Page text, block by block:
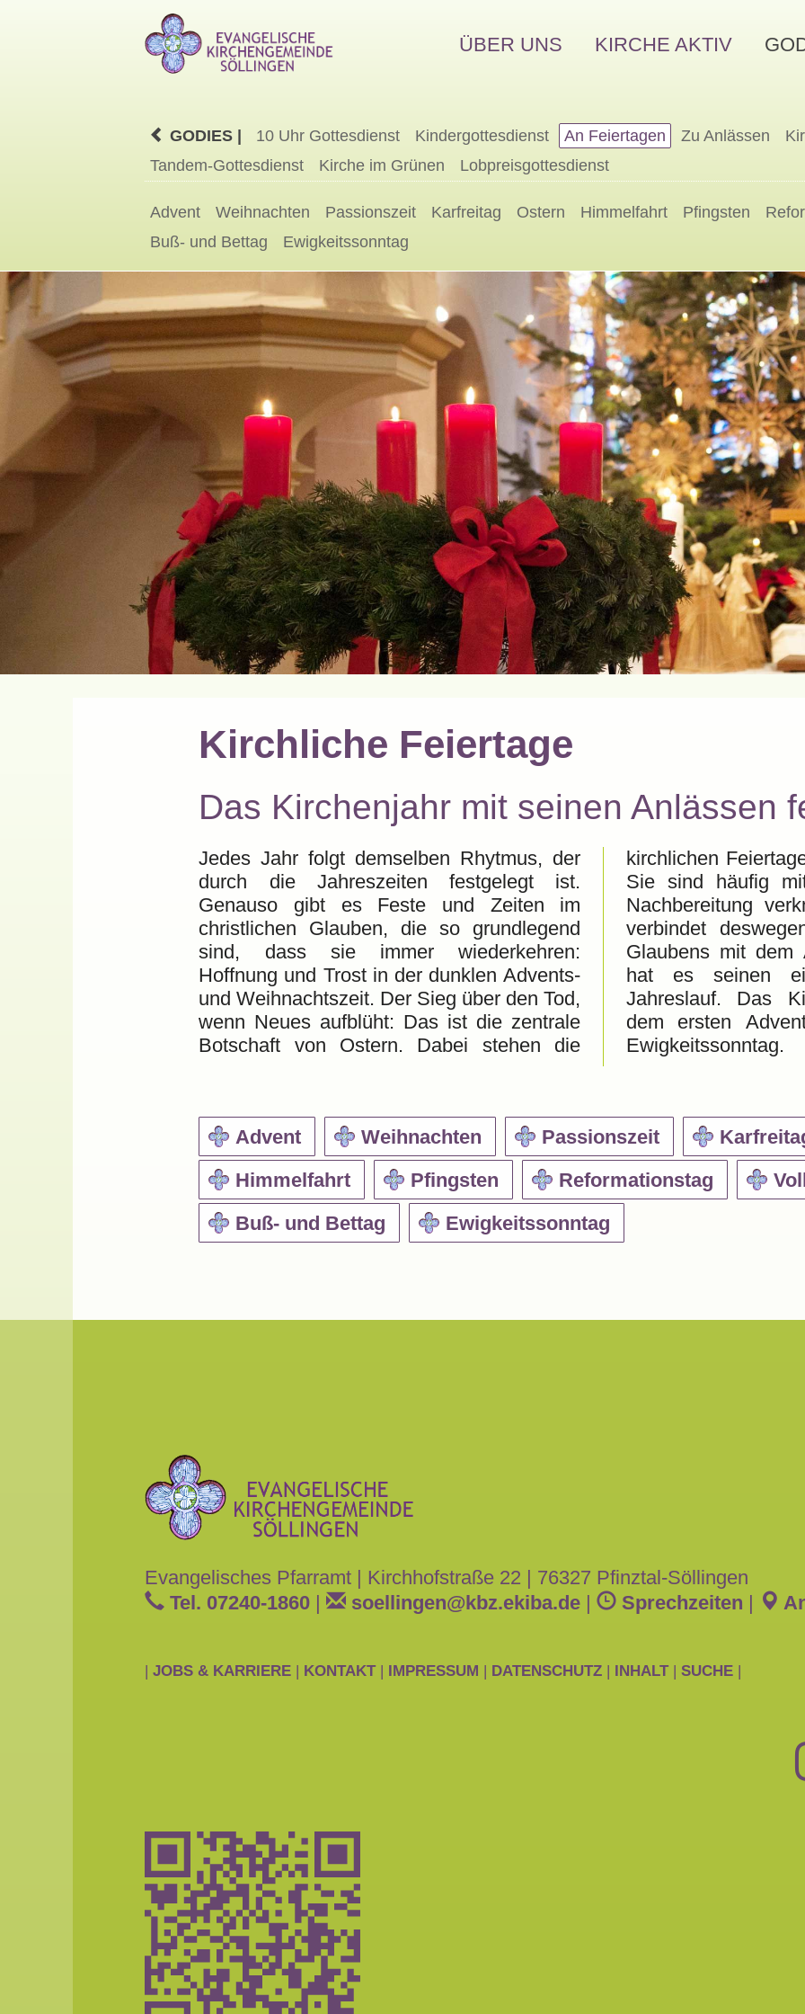
ÜBER UNS KIRCHE AKTIV
GODIES | 10 Uhr Gottesdienst Kindergottesdienst An Feiertagen Zu Anlässen
Tandem-Gottesdienst
Kirche im Grünen Lobpreisgottesdienst
Advent Weihnachten Passionszeit Karfreitag Ostern Himmelfahrt Pfingsten
Buß- und Bettag
Ewigkeitssonntag
Kirchliche Feiertage
Das Kirchenjahr mit seinen Anlässen
Jedes Jahr folgt demselben Rhytmus, der
durch die Jahreszeiten festgelegt ist.
Genauso gibt es Feste und Zeiten im
christlichen Glauben, die so grundlegend
sind, dass sie immer wiederkehren:
Hoffnung und Trost in der dunklen Advents-
und Weihnachtszeit. Der Sieg über den Tod,
wenn Neues aufblüht: Das ist die zentrale
Botschaft von Ostern. Dabei stehen die
kirchlichen Feiertage selten für sich alleine:
Sie sind häufig mit Zeiten der Vor- und
Nachbereitung verknüpft. Das Kirchenjahr
verbindet deswegen die Grunddaten des
Glaubens mit dem Ablauf des Jahres. So
hat es seinen eigenen Rhythmus im
Jahreslauf. Das Kirchenjahr beginnt mit
dem ersten Advent und endet mit dem
Ewigkeitssonntag.
Advent Weihnachten Passionszeit
Himmelfahrt
Pfingsten Reformationstag
Buß- und Bettag
Ewigkeitssonntag
Evangelisches Pfarramt | Kirchhofstraße 22 | 76327 Pfinztal-Söllingen
Tel. 07240-1860 | soellingen@kbz.ekiba.de | Sprechzeiten |
| JOBS & KARRIERE | KONTAKT | IMPRESSUM | DATENSCHUTZ | INHALT | SUCHE |